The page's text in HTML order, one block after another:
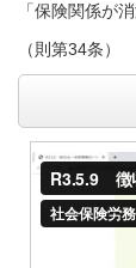
「保険関係が
（則第34条）